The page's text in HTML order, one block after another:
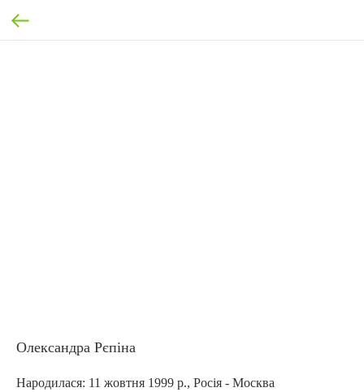
Олександра Рєпіна
Народилася: 11 жовтня 1999 р., Росія - Москва